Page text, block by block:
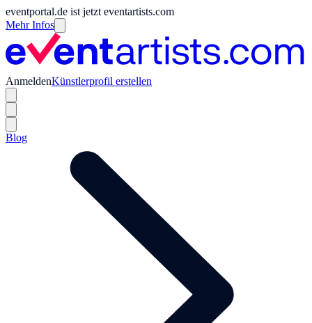
eventportal.de ist jetzt eventartists.com
Mehr Infos
AnmeldenKünstlerprofil erstellen
Blog